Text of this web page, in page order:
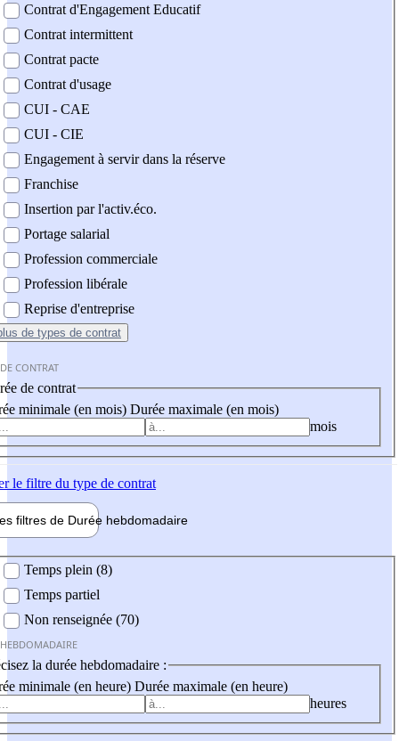
Contrat d'Engagement Educatif
Contrat intermittent
Contrat pacte
Contrat d'usage
CUI - CAE
CUI - CIE
Engagement à servir dans la réserve
Franchise
Insertion par l'activ.éco.
Portage salarial
Profession commerciale
Profession libérale
Reprise d'entreprise
de types de contrat
CONTRAT
de contrat
minimale (en mois) Durée maximale (en mois)
mois
le filtre du type de contrat
filtres de Durée hebdomadaire
Temps plein (8)
Temps partiel
Non renseignée (70)
la durée hebdomadaire :
minimale (en heure) Durée maximale (en heure)
heures